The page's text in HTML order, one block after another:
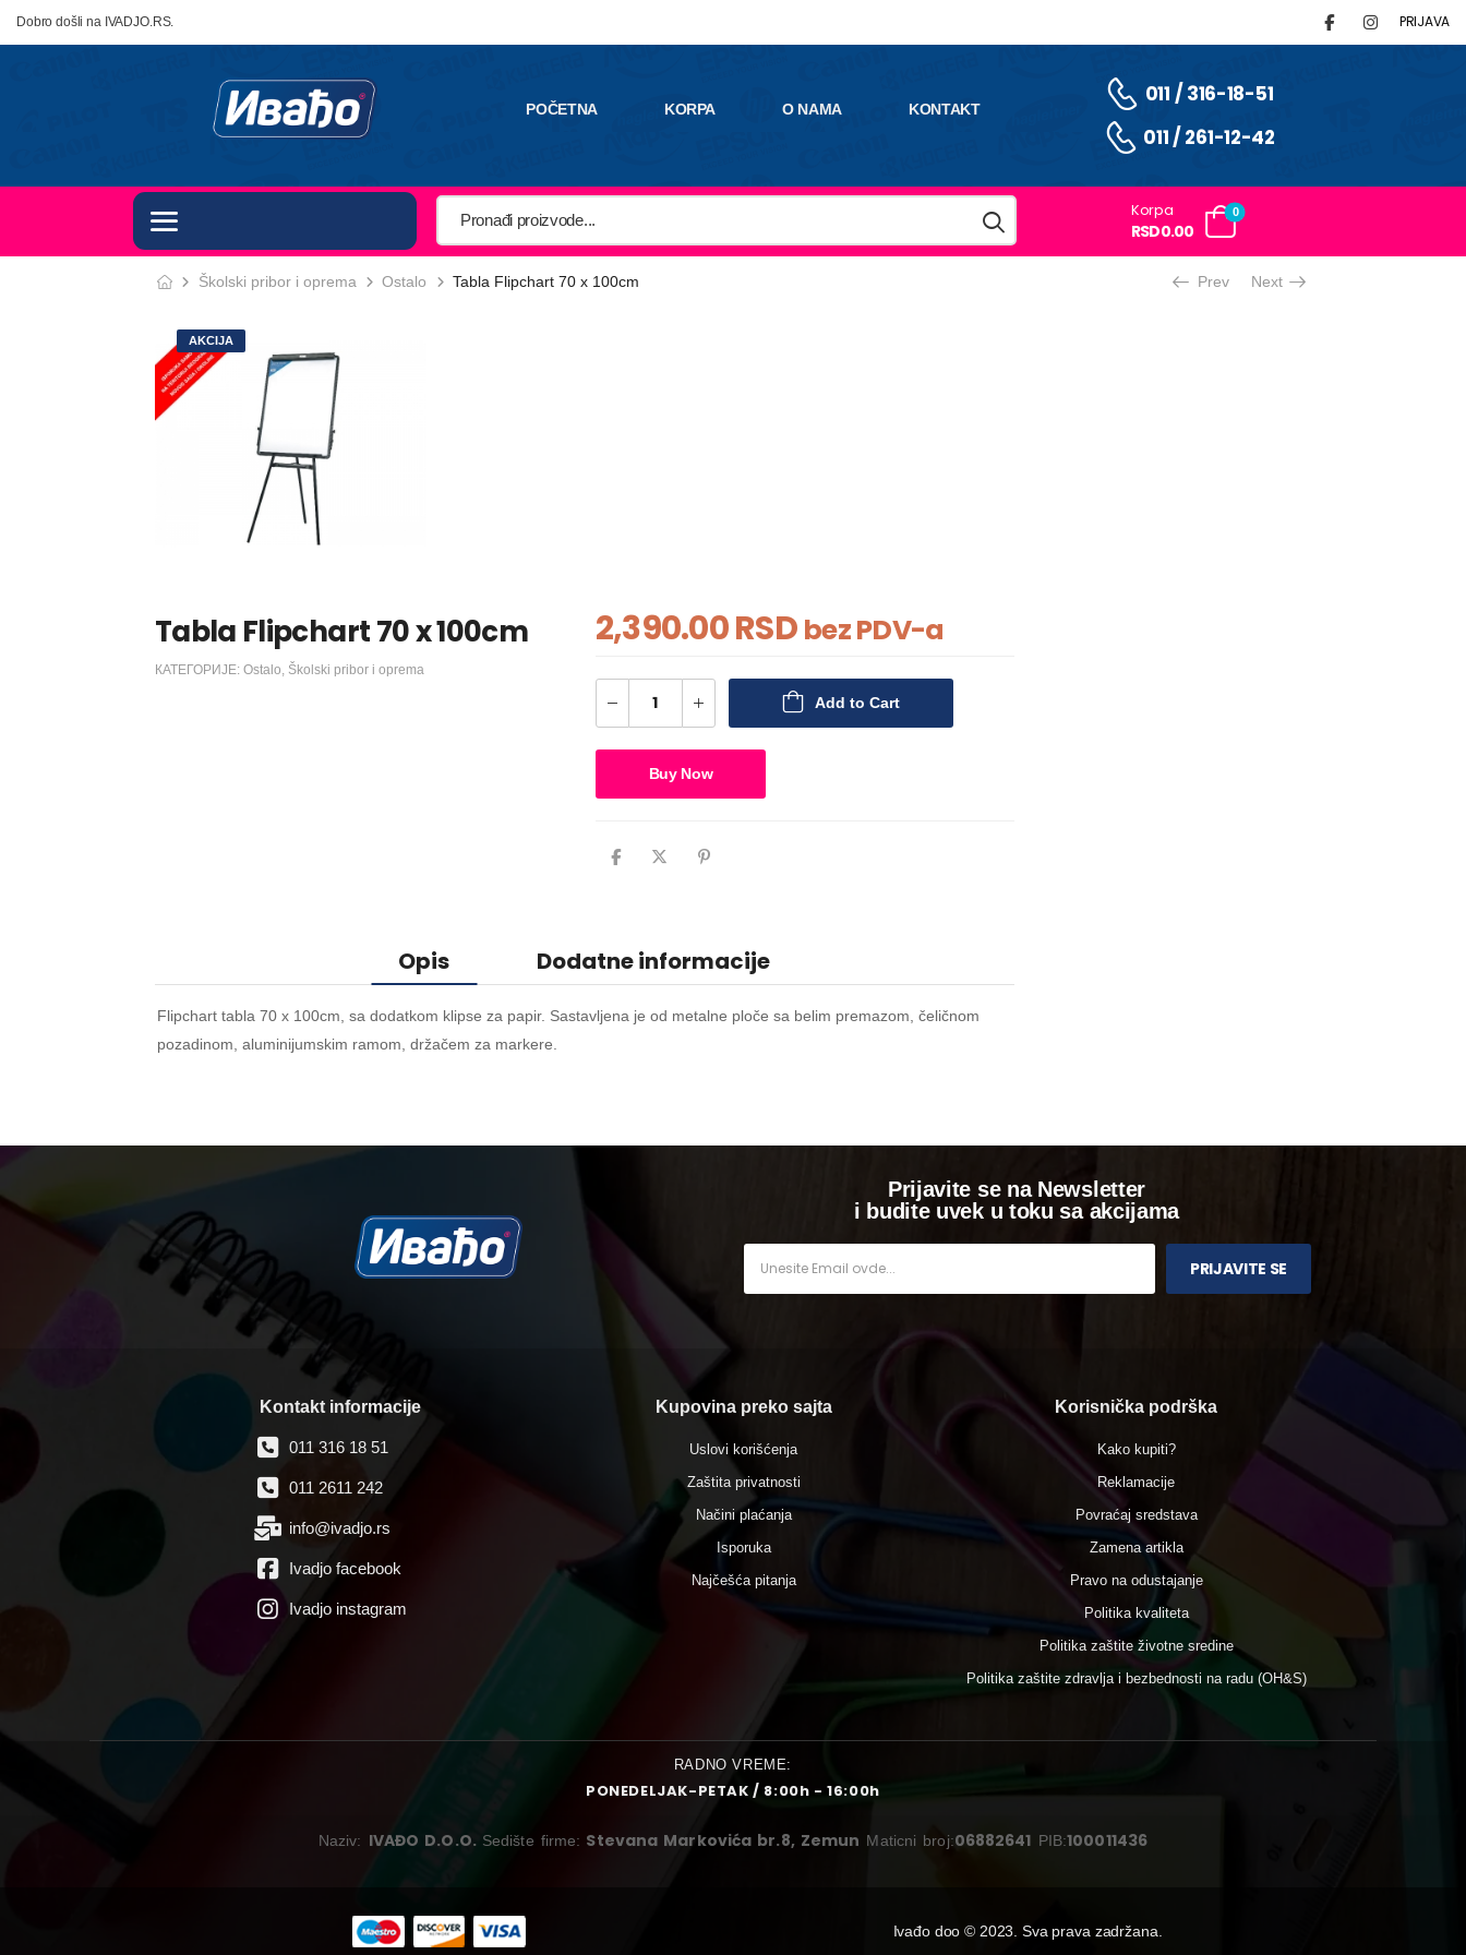
Dobro došli na IVADJO.RS. PRIJAVA
POČETNA KORPA O NAMA KONTAKT
011 / 316-18-51
011 / 261-12-42
Korpa
RSD0.00
0
Školski pribor i oprema Ostalo Tabla Flipchart 70 x 100cm Prev Next
AKCIJA
Tabla Flipchart 70 x 100cm
КАТЕГОРИЈЕ: Ostalo, Školski pribor i oprema
2,390.00RSD bez PDV-a
Add to Cart
Buy Now
Opis Dodatne informacije
Flipchart tabla 70 x 100cm, sa dodatkom klipse za papir. Sastavljena je od metalne ploče sa belim premazom, čeličnom
pozadinom, aluminijumskim ramom, držačem za markere.
Prijavite se na Newsletter
i budite uvek u toku sa akcijama
PRIJAVITE SE
Kontakt informacije
011 316 18 51
011 2611 242
info@ivadjo.rs
Ivadjo facebook
Ivadjo instagram
Kupovina preko sajta
Uslovi korišćenja
Zaštita privatnosti
Načini plaćanja
Isporuka
Najčešća pitanja
Korisnička podrška
Kako kupiti?
Reklamacije
Povraćaj sredstava
Zamena artikla
Pravo na odustajanje
Politika kvaliteta
Politika zaštite životne sredine
Politika zaštite zdravlja i bezbednosti na radu (OH&S)
RADNO VREME:
PONEDELJAK-PETAK / 8:00h - 16:00h
Naziv: IVAĐO D.O.O. Sedište firme: Stevana Markovića br.8, Zemun Maticni broj:06882641 PIB:100011436
Ivađo doo © 2023. Sva prava zadržana.